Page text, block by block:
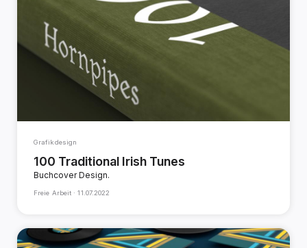
Grafikdesign
100 Traditional Irish Tunes
Buchcover Design.
Freie Arbeit ·11.07.2022